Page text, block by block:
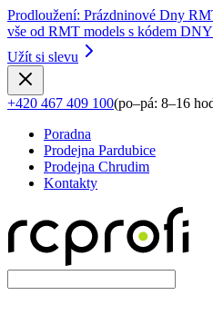
Prodloužení: Prázdninové Dny
vše od RMT models s kódem
Užít si slevu
+420 467 409 100(po–pá: 8–16
Poradna
Prodejna Pardubice
Prodejna Chrudim
Kontakty